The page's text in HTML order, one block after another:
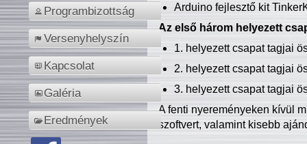
Programbizottság
Versenyhelyszín
Kapcsolat
Galéria
Eredmények
Arduino fejlesztő kit
Az első három helyezett
1. helyezett csapat tagjai
2. helyezett csapat tagjai
3. helyezett csapat tagjai
A fenti nyereményeken kívül
szoftvert, valamint kisebb